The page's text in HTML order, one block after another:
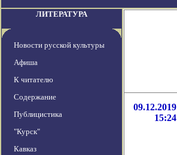
ЛИТЕРАТУРА
Новости русской культуры
Афиша
К читателю
Содержание
Публицистика
"Курск"
Кавказ
09.12.2019
15:24